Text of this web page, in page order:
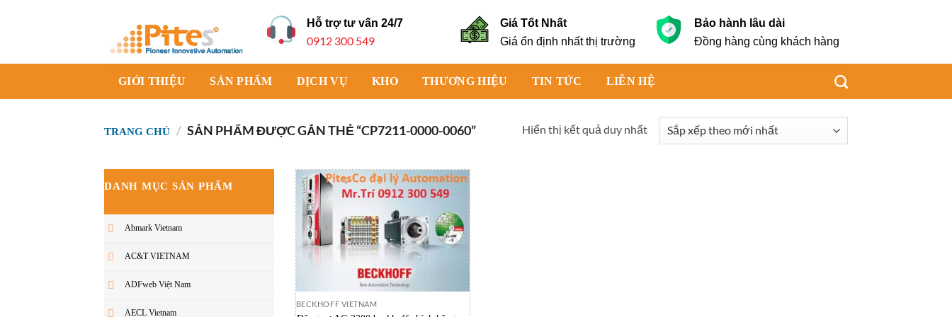
dung
Hỗ trợ tư vấn 24/7
0912 300 549
Giá Tốt Nhất
Giá ổn định nhất thị trường
Bảo hành lâu dài
Đồng hàng cùng khách hàng
GIỚI THIỆU SẢN PHẨM DỊCH VỤ KHO THƯƠNG HIỆU TIN TỨC LIÊN HỆ
TRANG CHỦ / SẢN PHẨM ĐƯỢC GẮN THẺ “CP7211-0000-0060” Hiển thị kết quả duy nhất
DANH MỤC SẢN PHẨM
Abmark Vietnam
AC&T VIETNAM
ADFweb Việt Nam
AECL Vietnam
BECKHOFF VIETNAM